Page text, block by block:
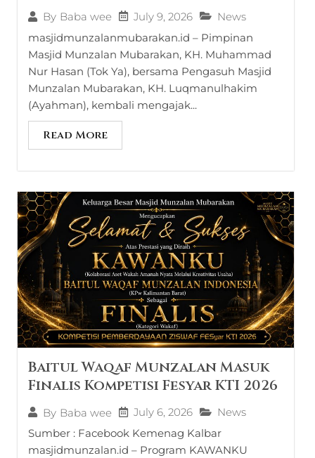
By Baba wee July 9, 2026
News
masjidmunzalanmubarakan.id – Pimpinan
Masjid Munzalan Mubarakan, KH. Muhammad
Nur Hasan (Tok Ya), bersama Pengasuh Masjid
Munzalan Mubarakan, KH. Luqmanulhakim
(Ayahman), kembali mengajak...
Read More
Baitul Waqaf Munzalan Masuk
Finalis Kompetisi Fesyar KTI 2026
By Baba wee July 6, 2026
News
Sumber : Facebook Kemenag Kalbar
masjidmunzalan.id – Program KAWANKU